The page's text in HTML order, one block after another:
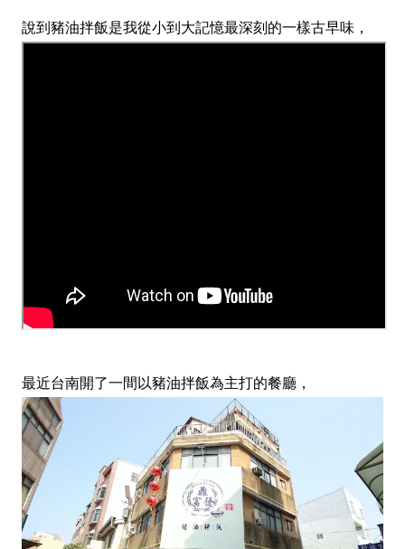
說到豬油拌飯是我從小到大記憶最深刻的一樣古早味，
最近台南開了一間以豬油拌飯為主打的餐廳，